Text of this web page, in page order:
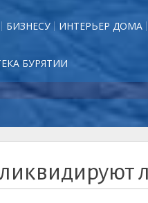
БИЗНЕСУ ИНТЕРЬЕР ДОМА
БУРЯТИИ